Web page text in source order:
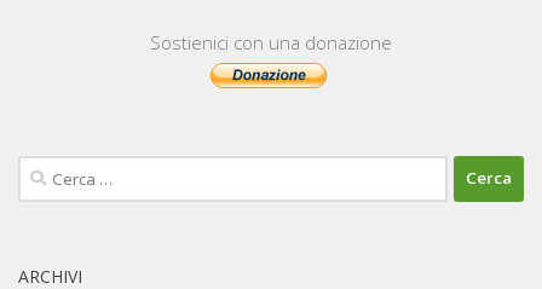
Sostienici con una donazione
Ricerca
per:
ARCHIVI